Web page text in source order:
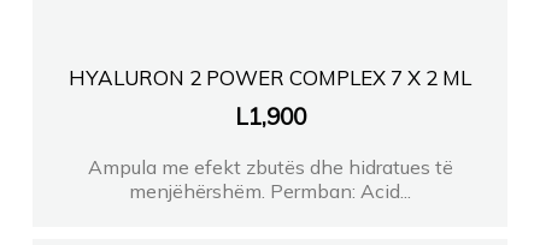
HYALURON 2 POWER COMPLEX 7 X 2 ML
L1,900
Ampula me efekt zbutës dhe hidratues të
menjëhërshëm. Permban: Acid...